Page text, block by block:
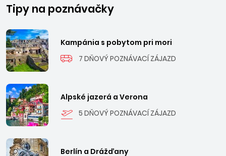
Tipy na poznávačky
Kampánia s pobytom pri mori
7 DŇOVÝ POZNÁVACÍ ZÁJAZD
Alpské jazerá a Verona
5 DŇOVÝ POZNÁVACÍ ZÁJAZD
Berlín a Drážďany